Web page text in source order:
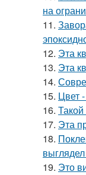
на
11.
12. Эта
13. Эта
14.
15. Цвет
16.
17. Эта
18.
19. Это